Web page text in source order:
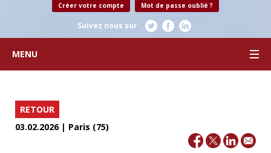
Créer votre compte Mot de passe oublié ?
Suivez nous sur
MENU
RETOUR
03.02.2026 | Paris (75)